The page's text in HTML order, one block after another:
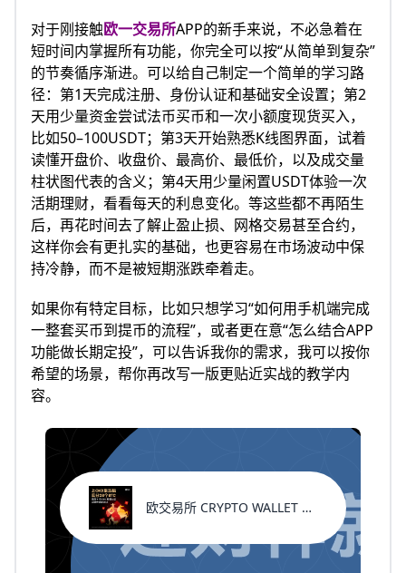
对于刚接触欧一交易所APP的新手来说，不必急着在
短时间内掌握所有功能，你完全可以按“从简单到复杂”
的节奏循序渐进。可以给自己制定一个简单的学习路
径：第1天完成注册、身份认证和基础安全设置；第2
天用少量资金尝试法币买币和一次小额度现货买入，
比如50–100USDT；第3天开始熟悉K线图界面，试着
读懂开盘价、收盘价、最高价、最低价，以及成交量
柱状图代表的含义；第4天用少量闲置USDT体验一次
活期理财，看看每天的利息变化。等这些都不再陌生
后，再花时间去了解止盈止损、网格交易甚至合约，
这样你会有更扎实的基础，也更容易在市场波动中保
持冷静，而不是被短期涨跌牵着走。
如果你有特定目标，比如只想学习“如何用手机端完成
一整套买币到提币的流程”，或者更在意“怎么结合APP
功能做长期定投”，可以告诉我你的需求，我可以按你
希望的场景，帮你再改写一版更贴近实战的教学内
容。
欧交易所 CRYPTO WALLET 返佣代码